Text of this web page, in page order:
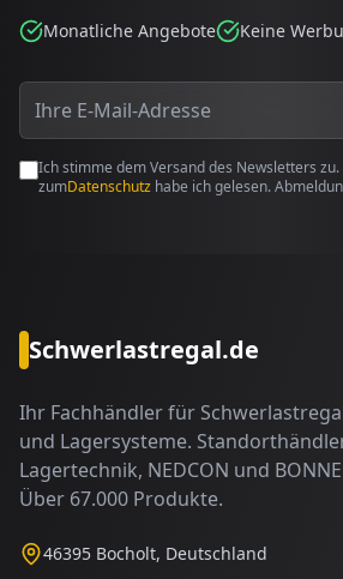
Monatliche Angebote Keine
Ich stimme dem Versand des Newsletters
zumDatenschutz habe ich gelesen.
Schwerlastregal.de
Ihr Fachhändler für
und Lagersysteme.
Lagertechnik, NEDCON und
Über 67.000 Produkte.
46395 Bocholt, Deutschland